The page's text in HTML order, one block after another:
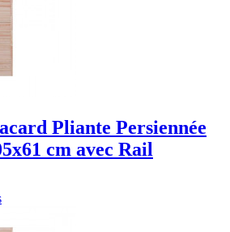
Pliante Persiennée
cm avec Rail